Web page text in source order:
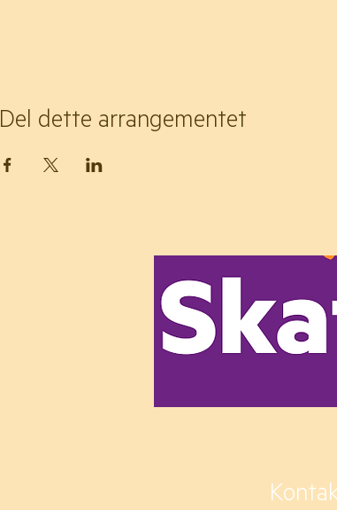
Del dette arrangementet